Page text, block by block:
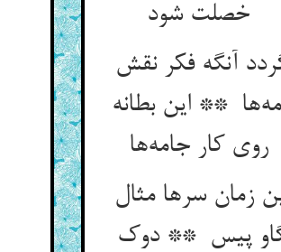
آنگه فکر نقش
** این بطانه
روی کار جامه‌ها
زمان سرها مثال
پیس ** دوک